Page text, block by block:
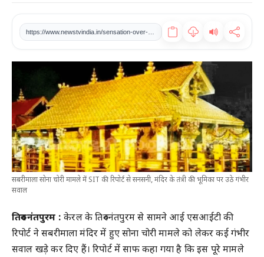
वीडियो
कारोबार
सबरीमाला सोना चोरी मामले में SIT की रिपोर्ट से सनसनी, मंदिर के तंत्री की भूमिका पर उठे गंभीर
सवाल
तिरुवनंतपुरम : केरल के तिरुवनंतपुरम से सामने आई एसआईटी की
रिपोर्ट ने सबरीमाला मंदिर में हुए सोना चोरी मामले को लेकर कई गंभीर
सवाल खड़े कर दिए हैं। रिपोर्ट में साफ कहा गया है कि इस पूरे मामले